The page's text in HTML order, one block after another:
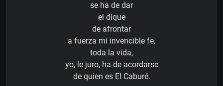
se ha de dar
el dique
de afrontar
a fuerza mi invencible fe,
toda la vida,
yo, le juro, ha de acordarse
de quien es El Caburé.